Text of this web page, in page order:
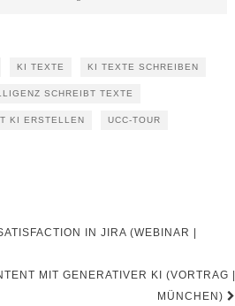
KI TEXTE KI TEXTE SCHREIBEN
SCHREIBT TEXTE
KI ERSTELLEN UCC-TOUR
IN JIRA (WEBINAR |
MIT GENERATIVER KI (VORTRAG |
MÜNCHEN)